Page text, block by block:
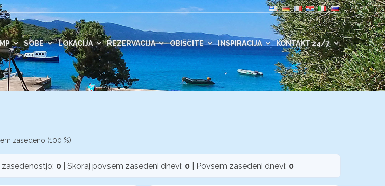
SOBE LOKACIJA REZERVACIJA OBIŠČITE INSPIRACIJA KONTAKT 24/7
zasedeno (100 %)
zasedenostjo: 0 | Skoraj povsem zasedeni dnevi: 0 | Povsem zasedeni dnevi: 0